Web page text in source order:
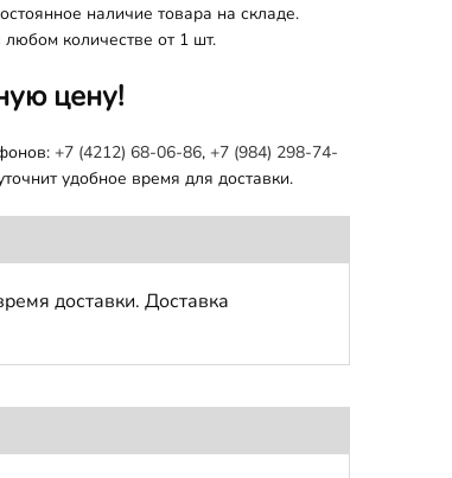
наличие товара на складе.
количестве от 1 шт.
цену!
+7 (4212) 68-06-86, +7 (984) 298-74-
удобное время для доставки.
доставки. Доставка